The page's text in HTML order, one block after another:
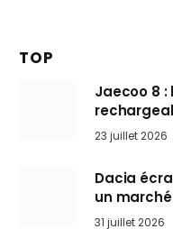
TOP
Jaecoo 8 :
arrive en
23 juillet 2026
Dacia
un
31 juillet 2026